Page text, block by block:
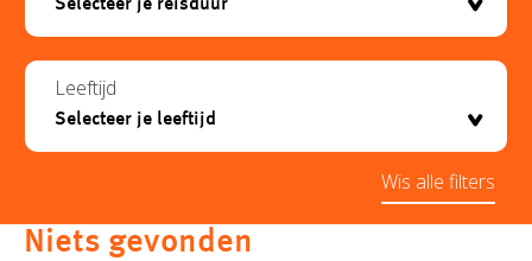
Leeftijd
Wis alle filters
Niets gevonden